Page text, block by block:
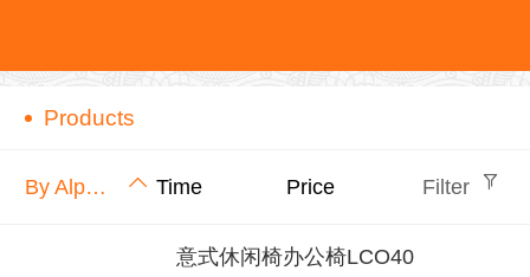
Products
By Alphabet Time Price Filter
意式休闲椅办公椅LCO40